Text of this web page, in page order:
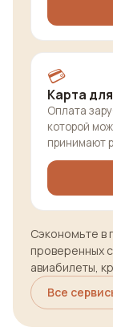
💳
Карта
Оплата
которой
принимают
Сэкономьте в
проверенных
авиабилеты,
Все